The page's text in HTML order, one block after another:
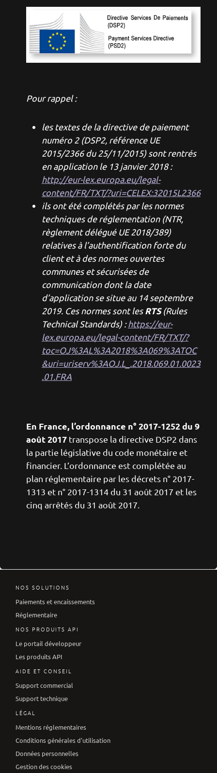
Pour rappel :
les textes de la directive de paiement
numéro 2 (DSP2, référence UE
2015/2366 du 25/11/2015) sont rentrés
en application le 13 janvier 2018 :
http://eur-lex.europa.eu/legal-
content/FR/TXT/?uri=CELEX:32015L2366
ils ont été complétés par les normes
techniques de réglementation (NTR,
règlement délégué UE 2018/389)
relatives à l’authentification forte du
client et à des normes ouvertes
communes et sécurisées de
communication dont la date
d’application se situe au 14 septembre
2019. Ces normes sont lesRTS(Rules
Technical Standards) :https://eur-
lex.europa.eu/legal-content/FR/TXT/?
toc=OJ%3AL%3A2018%3A069%3ATOC
&uri=uriserv%3AOJ.L_.2018.069.01.0023
.01.FRA
En France, l’ordonnance n° 2017-1252 du 9
août 2017 transpose la directive DSP2 dans
la partie législative du code monétaire et
financier. L’ordonnance est complétée au
plan réglementaire par les décrets n° 2017-
1313 et n° 2017-1314 du 31 août 2017 et les
cinq arrêtés du 31 août 2017.
NOS SOLUTIONS
Paiements et encaissements
Réglementaire
NOS PRODUITS API
Le portail développeur
Les produits API
AIDE ET CONSEIL
Support commercial
Support technique
LÉGAL
Mentions réglementaires
Conditions générales d'utilisation
Données personnelles
Gestion des cookies